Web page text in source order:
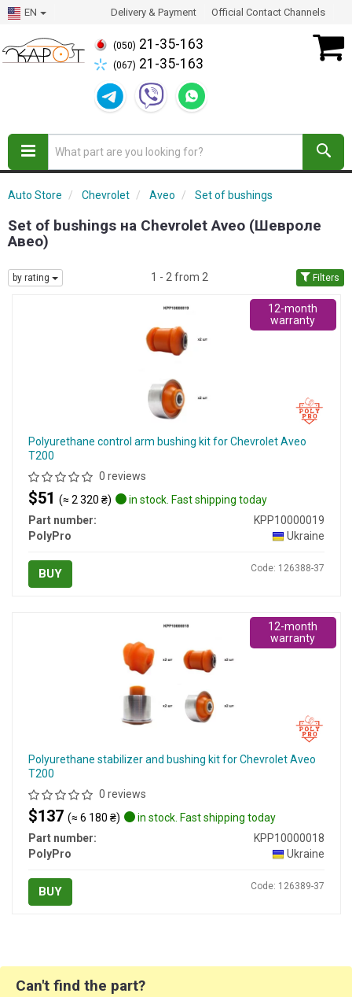
EN Delivery & Payment Official Contact Channels
(050) 21-35-163
(067) 21-35-163
Auto Store Chevrolet Aveo Set of bushings
Set of bushings на Chevrolet Aveo (Шевроле
Авео)
by rating 1 - 2 from 2 Filters
Polyurethane control arm bushing kit for Chevrolet Aveo
T200
0 reviews
$51 (≈ 2 320 ₴)
in stock. Fast shipping today
Part number:
KPP10000019
PolyPro
Ukraine
BUY Code: 126388-37
12-month
warranty
Polyurethane stabilizer and bushing kit for Chevrolet Aveo
T200
0 reviews
$137 (≈ 6 180 ₴)
in stock. Fast shipping today
Part number:
KPP10000018
PolyPro
Ukraine
BUY Code: 126389-37
12-month
warranty
Can't find the part?